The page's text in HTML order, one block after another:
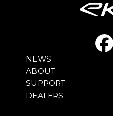
人間工学に基づいたマ
NEWS
ABOUT
SUPPORT
DEALERS